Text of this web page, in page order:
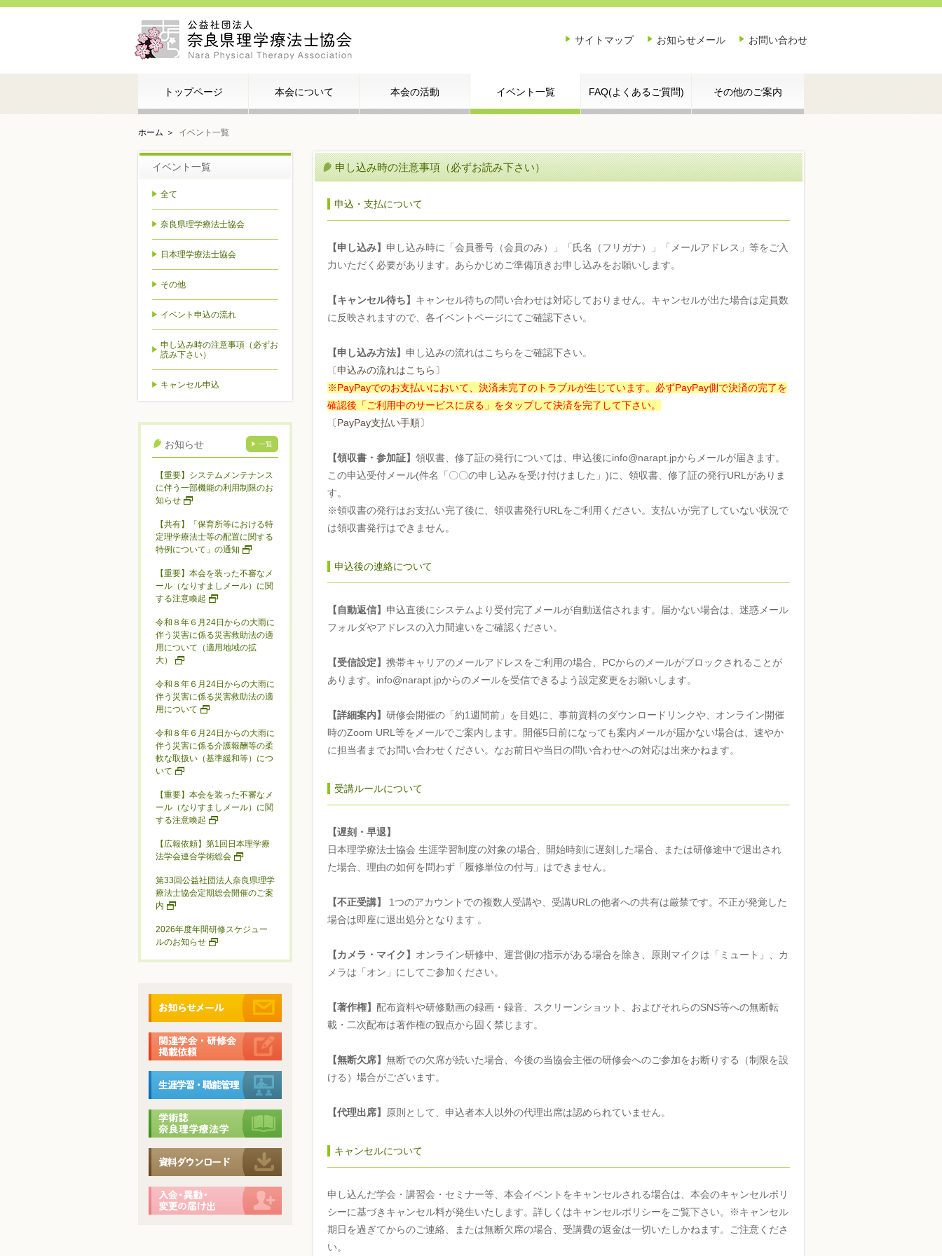
お問い合わせ
お知らせメール
サイトマップ
トップページ 本会について 本会の活動 イベント一覧 FAQ(よくあるご質問) その他のご案内
ホーム イベント一覧
申し込み時の注意事項（必ずお読み下さい）
申込・支払について
【申し込み】 申し込み時に「会員番号（会員のみ）」「氏名（フリガナ）」「メールアドレス」等をご入
力いただく必要があります。あらかじめご準備頂きお申し込みをお願いします。
【キャンセル待ち】 キャンセル待ちの問い合わせは対応しておりません。キャンセルが出た場合は定員数
に反映されますので、各イベントページにてご確認下さい。
【申し込み方法】 申し込みの流れはこちらをご確認下さい。
〔申込みの流れはこちら〕
※PayPayでのお支払いにおいて、決済未完了のトラブルが生じています。必ずPayPay側で決済の完了を
確認後「ご利用中のサービスに戻る」をタップして決済を完了して下さい。
〔PayPay支払い手順〕
【領収書・参加証】 領収書、修了証の発行については、申込後にinfo@narapt.jpからメールが届きます。
この申込受付メール(件名「〇〇の申し込みを受け付けました」)に、領収書、修了証の発行URLがありま
す。
※領収書の発行はお支払い完了後に、領収書発行URLをご利用ください。支払いが完了していない状況で
は領収書発行はできません。
申込後の連絡について
【自動返信】 申込直後にシステムより受付完了メールが自動送信されます。届かない場合は、迷惑メール
フォルダやアドレスの入力間違いをご確認ください。
【受信設定】 携帯キャリアのメールアドレスをご利用の場合、PCからのメールがブロックされることが
あります。info@narapt.jpからのメールを受信できるよう設定変更をお願いします。
【詳細案内】 研修会開催の「約1週間前」を目処に、事前資料のダウンロードリンクや、オンライン開催
時のZoom URL等をメールでご案内します。開催5日前になっても案内メールが届かない場合は、速やか
に担当者までお問い合わせください。なお前日や当日の問い合わせへの対応は出来かねます。
受講ルールについて
【遅刻・早退】
日本理学療法士協会 生涯学習制度の対象の場合、開始時刻に遅刻した場合、または研修途中で退出され
た場合、理由の如何を問わず「履修単位の付与」はできません。
【不正受講】 1つのアカウントでの複数人受講や、受講URLの他者への共有は厳禁です。不正が発覚した
場合は即座に退出処分となります 。
【カメラ・マイク】 オンライン研修中、運営側の指示がある場合を除き、原則マイクは「ミュート」、カ
メラは「オン」にしてご参加ください。
【著作権】 配布資料や研修動画の録画・録音、スクリーンショット、およびそれらのSNS等への無断転
載・二次配布は著作権の観点から固く禁じます。
【無断欠席】 無断での欠席が続いた場合、今後の当協会主催の研修会へのご参加をお断りする（制限を設
ける）場合がございます。
【代理出席】 原則として、申込者本人以外の代理出席は認められていません。
キャンセルについて
申し込んだ学会・講習会・セミナー等、本会イベントをキャンセルされる場合は、本会のキャンセルポリ
シーに基づきキャンセル料が発生いたします。詳しくはキャンセルポリシーをご覧下さい。※キャンセル
期日を過ぎてからのご連絡、または無断欠席の場合、受講費の返金は一切いたしかねます。ご注意くださ
い。
イベント一覧
全て
奈良県理学療法士協会
日本理学療法士協会
その他
イベント申込の流れ
申し込み時の注意事項（必ずお
読み下さい）
キャンセル申込
お知らせ 一覧
【重要】システムメンテナンス
に伴う一部機能の利用制限のお
知らせ
【共有】「保育所等における特
定理学療法士等の配置に関する
特例について」の通知
【重要】本会を装った不審なメ
ール（なりすましメール）に関
する注意喚起
令和８年６月24日からの大雨に
伴う災害に係る災害救助法の適
用について（適用地域の拡
大）
令和８年６月24日からの大雨に
伴う災害に係る災害救助法の適
用について
令和８年６月24日からの大雨に
伴う災害に係る介護報酬等の柔
軟な取扱い（基準緩和等）につ
いて
【重要】本会を装った不審なメ
ール（なりすましメール）に関
する注意喚起
【広報依頼】第1回日本理学療
法学会連合学術総会
第33回公益社団法人奈良県理学
療法士協会定期総会開催のご案
内
2026年度年間研修スケジュー
ルのお知らせ